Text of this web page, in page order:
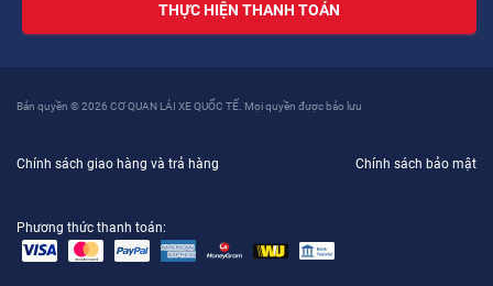
THỰC HIỆN THANH TOÁN
Bản quyền © 2026 CƠ QUAN LÁI XE QUỐC TẾ. Mọi quyền được bảo lưu
Chính sách giao hàng và trả hàng Chính sách bảo mật
Phương thức thanh toán: